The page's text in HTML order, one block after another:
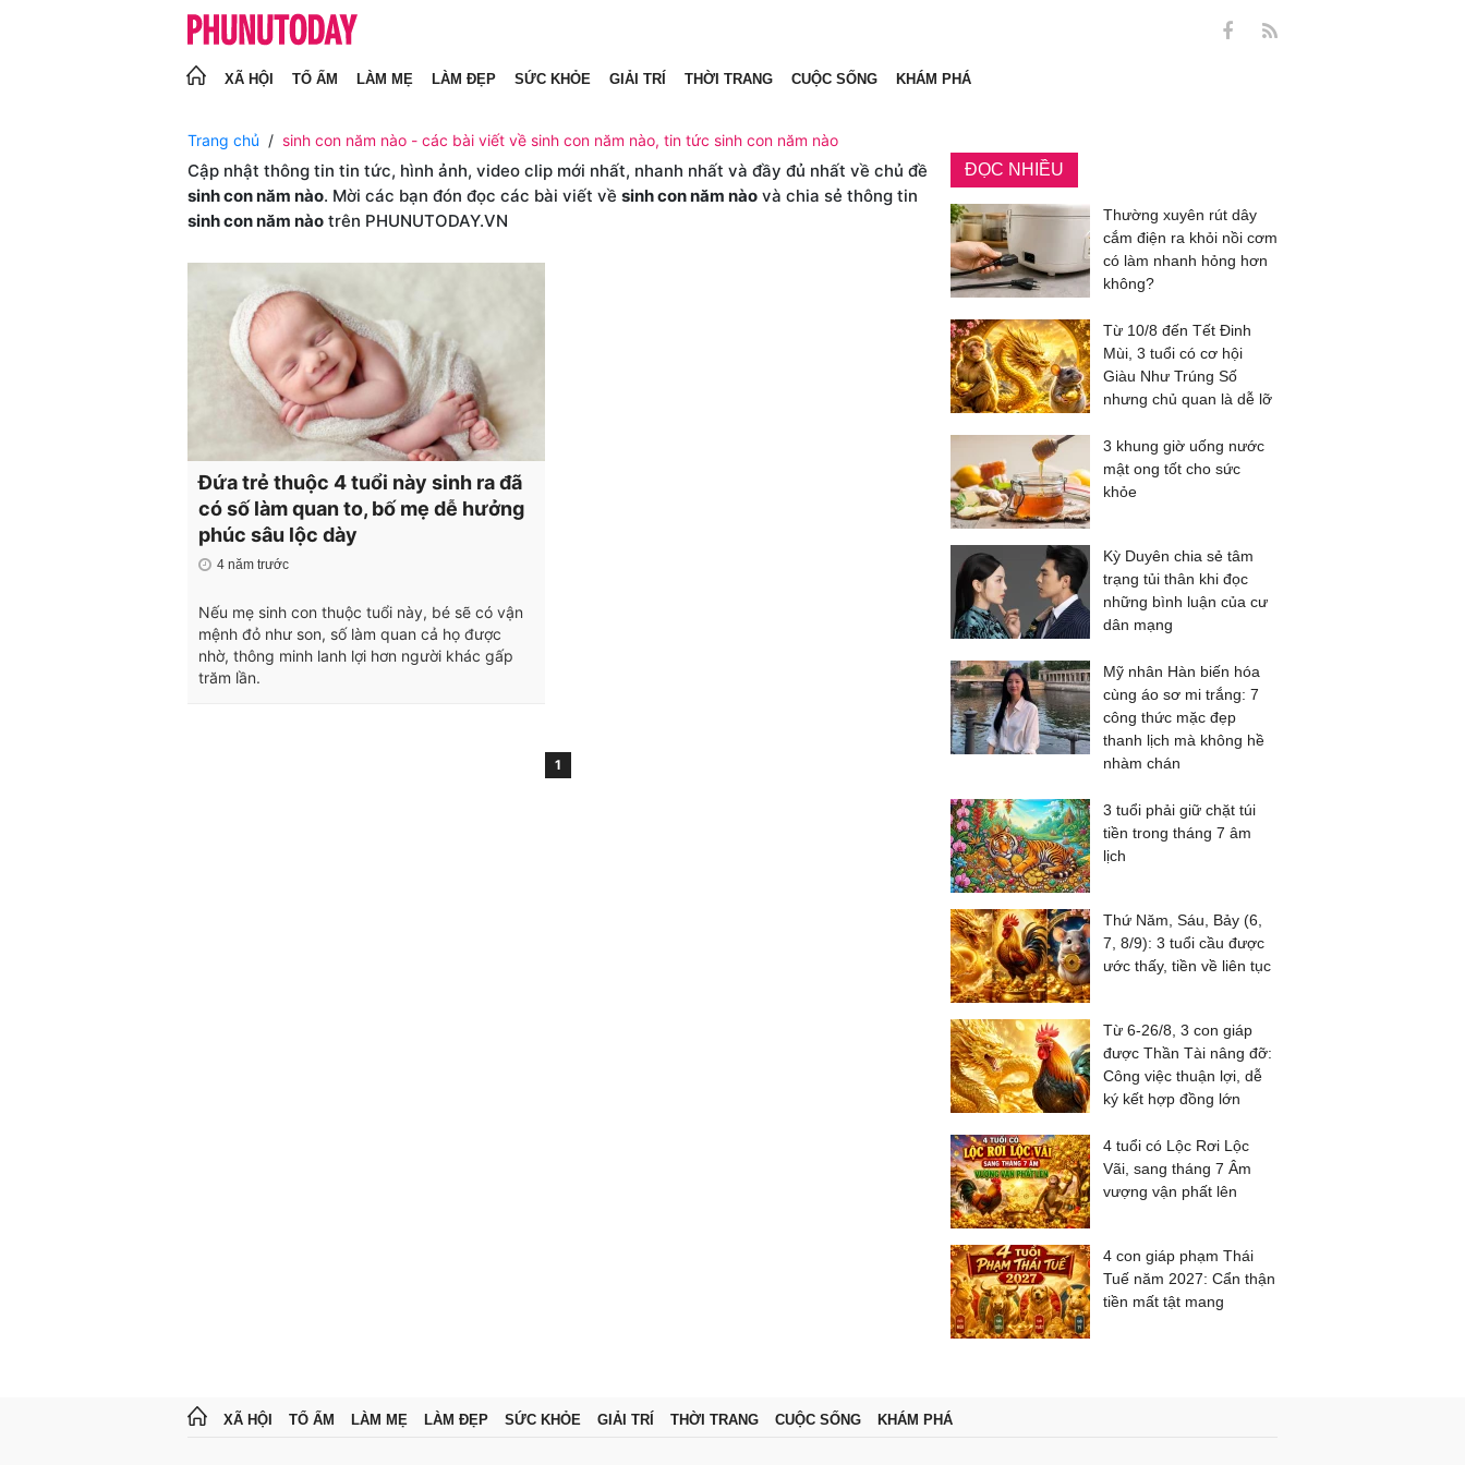
XÃ HỘI TỔ ẤM LÀM MẸ LÀM ĐẸP SỨC KHỎE GIẢI TRÍ THỜI TRANG CUỘC SỐNG KHÁM PHÁ
Trang chủ sinh con năm nào - các bài viết về sinh con năm nào, tin tức sinh con năm nào
Cập nhật thông tin tin tức, hình ảnh, video clip mới nhất, nhanh nhất và đầy đủ nhất về chủ đề
sinh con năm nào. Mời các bạn đón đọc các bài viết về sinh con năm nào và chia sẻ thông tin
sinh con năm nào trên PHUNUTODAY.VN
Đứa trẻ thuộc 4 tuổi này sinh ra đã
có số làm quan to, bố mẹ dễ hưởng
phúc sâu lộc dày
4 năm trước
Nếu mẹ sinh con thuộc tuổi này, bé sẽ có vận
mệnh đỏ như son, số làm quan cả họ được
nhờ, thông minh lanh lợi hơn người khác gấp
trăm lần.
1
ĐỌC NHIỀU
Thường xuyên rút dây
cắm điện ra khỏi nồi cơm
có làm nhanh hỏng hơn
không?
Từ 10/8 đến Tết Đinh
Mùi, 3 tuổi có cơ hội
Giàu Như Trúng Số
nhưng chủ quan là dễ lỡ
3 khung giờ uống nước
mật ong tốt cho sức
khỏe
Kỳ Duyên chia sẻ tâm
trạng tủi thân khi đọc
những bình luận của cư
dân mạng
Mỹ nhân Hàn biến hóa
cùng áo sơ mi trắng: 7
công thức mặc đẹp
thanh lịch mà không hề
nhàm chán
3 tuổi phải giữ chặt túi
tiền trong tháng 7 âm
lịch
Thứ Năm, Sáu, Bảy (6,
7, 8/9): 3 tuổi cầu được
ước thấy, tiền về liên tục
Từ 6-26/8, 3 con giáp
được Thần Tài nâng đỡ:
Công việc thuận lợi, dễ
ký kết hợp đồng lớn
4 tuổi có Lộc Rơi Lộc
Vãi, sang tháng 7 Âm
vượng vận phất lên
4 con giáp phạm Thái
Tuế năm 2027: Cẩn thận
tiền mất tật mang
XÃ HỘI TỔ ẤM LÀM MẸ LÀM ĐẸP SỨC KHỎE GIẢI TRÍ THỜI TRANG CUỘC SỐNG KHÁM PHÁ